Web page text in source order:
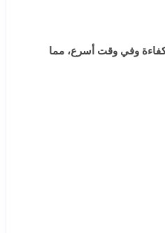
بكفاءة وفي وقت أسرع، مما